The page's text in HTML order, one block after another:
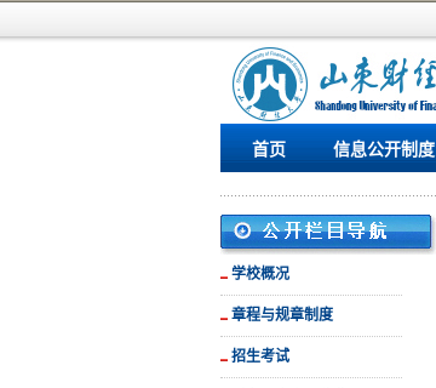
首页 信息公开制度
学校概况
章程与规章制度
招生考试